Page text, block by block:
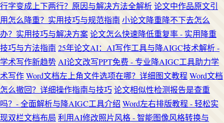
行字变成上下两行？原因与解决方法全解析论文中作品原文引
用怎么降重？实用技巧与规范指南 小论文降重降不下去怎么
办？实用技巧与解决方案论文怎么快速降低重复率 - 实用降重
技巧与方法指南 25年论文AI：AI写作工具与降AIGC技术解析 -
学术写作新趋势 AI论文改写PPT免费 - 专业降AIGC工具助力学
术写作Word文档左上角文件选项在哪？详细图文教程 Word文档
怎么撤回？详细操作指南与技巧论文相似性检测报告是查重
吗？- 全面解析与降AIGC工具介绍 Word左右排版教程 - 轻松实
现双栏文档布局 利用AI修改照片风格 - 智能图像风格转换与